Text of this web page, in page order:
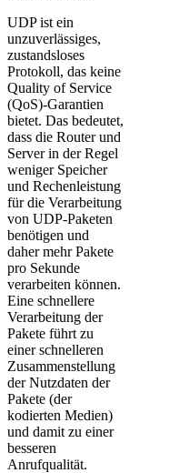
UDP ist ein
unzuverlässiges,
zustandsloses
Protokoll, das keine
Quality of Service
(QoS)-Garantien
bietet. Das bedeutet,
dass die Router und
Server in der Regel
weniger Speicher
und Rechenleistung
für die Verarbeitung
von UDP-Paketen
benötigen und
daher mehr Pakete
pro Sekunde
verarbeiten können.
Eine schnellere
Verarbeitung der
Pakete führt zu
einer schnelleren
Zusammenstellung
der Nutzdaten der
Pakete (der
kodierten Medien)
und damit zu einer
besseren
Anrufqualität.